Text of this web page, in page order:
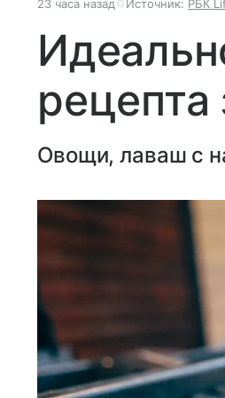
23 часа назад Источник: РБК
Овощи, лаваш с